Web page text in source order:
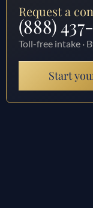
Request a
(888)
Toll-free intake ·
Start